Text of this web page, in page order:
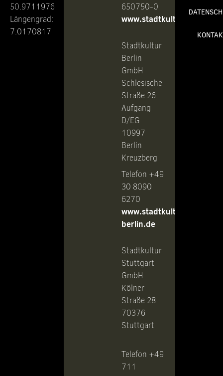
50.9711976
Längengrad:
7.0170817
650750-0
www.stadtkultur.de
Stadtkultur
Berlin
GmbH
Schlesische
Straße 26
Aufgang
D/EG
10997
Berlin
Kreuzberg
Telefon +49
30 8090
6270
www.stadtkultur-
berlin.de
Stadtkultur
Stuttgart
GmbH
Kölner
Straße 28
70376
Stuttgart
Telefon +49
711